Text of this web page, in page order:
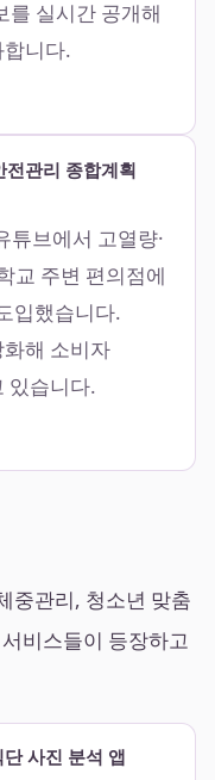
를 실시간 공개해
니다.
전관리 종합계획
튜브에서 고열량·
교 주변 편의점에
입했습니다.
해 소비자
있습니다.
중관리, 청소년 맞춤
비스들이 등장하고
사진 분석 앱